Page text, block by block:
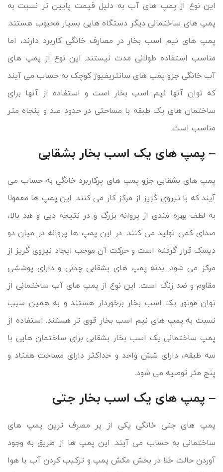
این نوع از پمپ های آب به دلیل قیمت پایین تر نسبت به
پمپ های ساختمانی دیگر دستگاه هایی بسیار محبوب هستند.
پمپ های نیم اسب بخار در مصارف خانگی کاربرد دارند، اما
مناسب استفاده طولانی مدت نیستند. این نوع از پمپ های
آب خانگی جزو پمپ های سانتریفیوژ کوچک به حساب می آیند
که توان آنها نیم اسب بخار است و استفاده از آنها برای
ساختمان های یک طبقه با مساحتی در حدود صد و پنجاه متر
مناسب است.
– پمپ های یک اسب بخار بشقابی
پمپ های بشقابی جزو پمپ های پرکاربرد خانگی به حساب می
آیند که با نیروی گریز از مرکز کار می کنند. این پمپ ها معمولا
به لطف بهره مندی از پروانه بزرگ و در نتیجه دبی و هد بالا،
صدای کمی تولید می کنند. در این پمپ ها پروانه در میان دو
دیسک قرار گرفته است و حرکت آن موجب ایجاد نیروی گریز از
مرکز می شود. بدنه پمپ های بشقابی چدنی و دارای پوششی
مقاوم و ضد زنگ است. این نوع از پمپ های آب ساختمانی از
توان موتور یک اسب بخار برخوردار هستند و به همین سبب
نسبت به پمپ های نیم اسب بخار قوی تر هستند. استفاده از
پمپ ساختمانی یک اسب بخار بشقابی برای ساختمان هایی با
سه طبقه، دارای شش واحد و حداکثر دارای مساحت هفتاد و
پنج متر توصیه می شود.
– پمپ های یک اسب بخار جتی
پمپ های جتی خانگی یکی از پر مصرف ترین پمپ های
ساختمانی به حساب می آیند. این پمپ ها از طریق به وجود
آوردن حالت خلا در بخش مکش پمپ و ترکیب کردن آب با هوا